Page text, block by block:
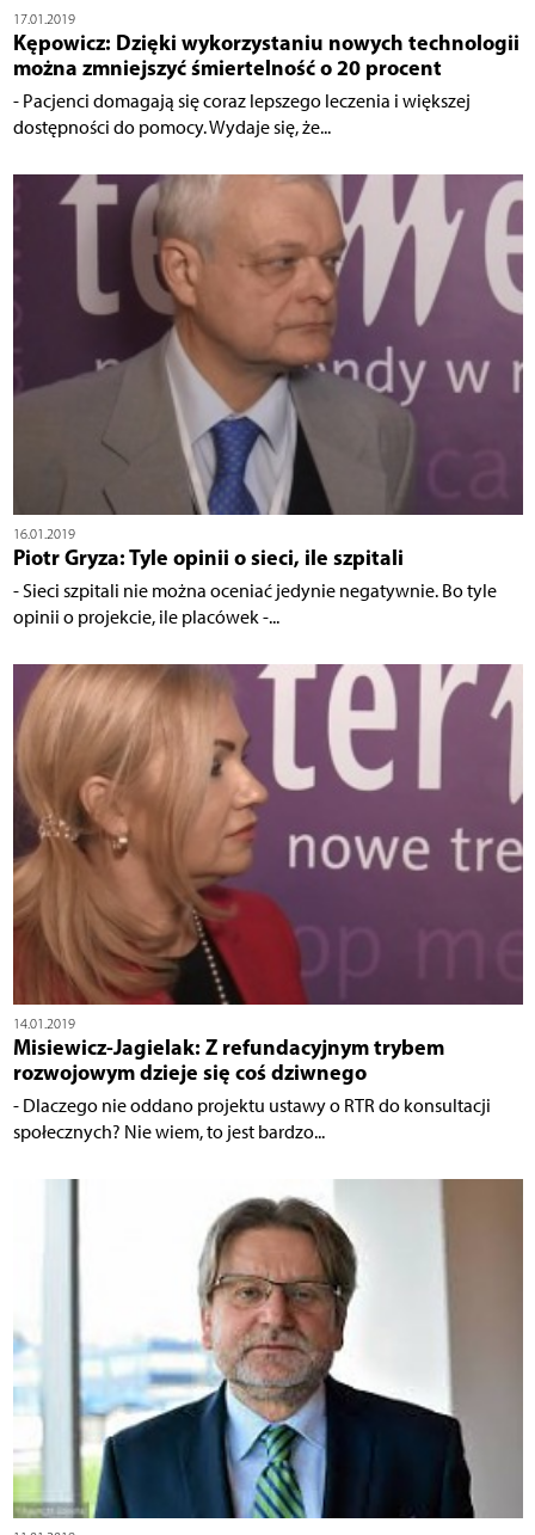
17.01.2019
Kępowicz: Dzięki wykorzystaniu nowych technologii
można zmniejszyć śmiertelność o 20 procent
- Pacjenci domagają się coraz lepszego leczenia i większej
dostępności do pomocy. Wydaje się, że...
16.01.2019
Piotr Gryza: Tyle opinii o sieci, ile szpitali
- Sieci szpitali nie można oceniać jedynie negatywnie. Bo tyle
opinii o projekcie, ile placówek -...
14.01.2019
Misiewicz-Jagielak: Z refundacyjnym trybem
rozwojowym dzieje się coś dziwnego
- Dlaczego nie oddano projektu ustawy o RTR do konsultacji
społecznych? Nie wiem, to jest bardzo...